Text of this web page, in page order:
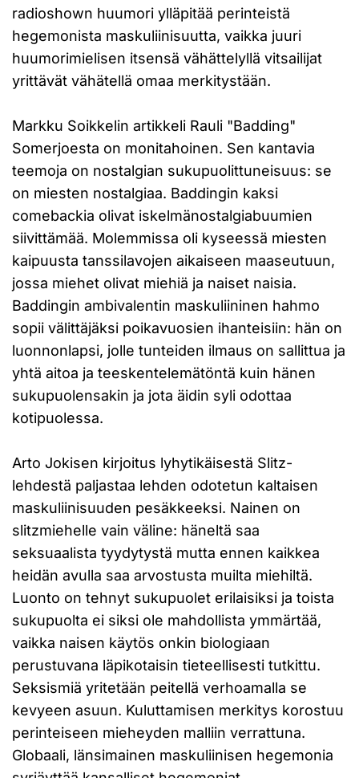
radioshown huumori ylläpitää perinteistä
hegemonista maskuliinisuutta, vaikka juuri
huumorimielisen itsensä vähättelyllä vitsailijat
yrittävät vähätellä omaa merkitystään.
Markku Soikkelin artikkeli Rauli "Badding"
Somerjoesta on monitahoinen. Sen kantavia
teemoja on nostalgian sukupuolittuneisuus: se
on miesten nostalgiaa. Baddingin kaksi
comebackia olivat iskelmänostalgiabuumien
siivittämää. Molemmissa oli kyseessä miesten
kaipuusta tanssilavojen aikaiseen maaseutuun,
jossa miehet olivat miehiä ja naiset naisia.
Baddingin ambivalentin maskuliininen hahmo
sopii välittäjäksi poikavuosien ihanteisiin: hän on
luonnonlapsi, jolle tunteiden ilmaus on sallittua ja
yhtä aitoa ja teeskentelemätöntä kuin hänen
sukupuolensakin ja jota äidin syli odottaa
kotipuolessa.
Arto Jokisen kirjoitus lyhytikäisestä Slitz-
lehdestä paljastaa lehden odotetun kaltaisen
maskuliinisuuden pesäkkeeksi. Nainen on
slitzmiehelle vain väline: häneltä saa
seksuaalista tyydytystä mutta ennen kaikkea
heidän avulla saa arvostusta muilta miehiltä.
Luonto on tehnyt sukupuolet erilaisiksi ja toista
sukupuolta ei siksi ole mahdollista ymmärtää,
vaikka naisen käytös onkin biologiaan
perustuvana läpikotaisin tieteellisesti tutkittu.
Seksismiä yritetään peitellä verhoamalla se
kevyeen asuun. Kuluttamisen merkitys korostuu
perinteiseen mieheyden malliin verrattuna.
Globaali, länsimainen maskuliinisen hegemonia